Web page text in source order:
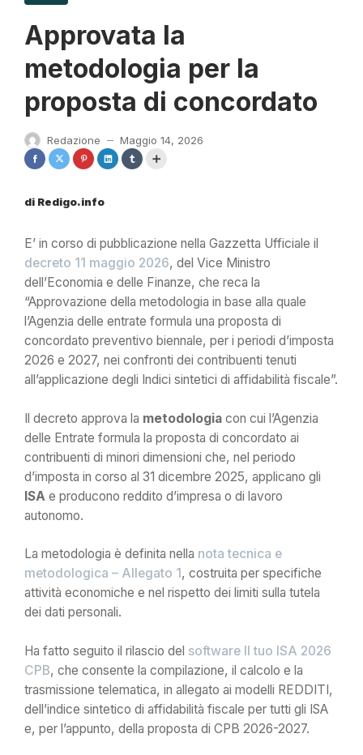
Approvata la
metodologia per la
proposta di concordato
Redazione — Maggio 14, 2026
di Redigo.info
E’ in corso di pubblicazione nella Gazzetta Ufficiale il
decreto 11 maggio 2026, del Vice Ministro
dell’Economia e delle Finanze, che reca la
“Approvazione della metodologia in base alla quale
l’Agenzia delle entrate formula una proposta di
concordato preventivo biennale, per i periodi d’imposta
2026 e 2027, nei confronti dei contribuenti tenuti
all’applicazione degli Indici sintetici di affidabilità fiscale”.
Il decreto approva la metodologia con cui l’Agenzia
delle Entrate formula la proposta di concordato ai
contribuenti di minori dimensioni che, nel periodo
d’imposta in corso al 31 dicembre 2025, applicano gli
ISA e producono reddito d’impresa o di lavoro
autonomo.
La metodologia è definita nella nota tecnica e
metodologica – Allegato 1 , costruita per specifiche
attività economiche e nel rispetto dei limiti sulla tutela
dei dati personali.
Ha fatto seguito il rilascio del software Il tuo ISA 2026
CPB, che consente la compilazione, il calcolo e la
trasmissione telematica, in allegato ai modelli REDDITI,
dell’indice sintetico di affidabilità fiscale per tutti gli ISA
e, per l’appunto, della proposta di CPB 2026-2027.